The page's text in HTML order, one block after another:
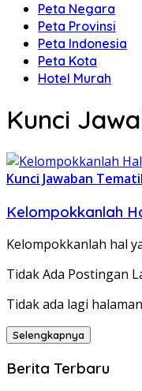
Peta Negara
Peta Provinsi
Peta Indonesia
Peta Kota
Hotel Murah
Kunci
Kunci Jawaban
Kelompokkanlah
Kelompokkanlah hal
Tidak Ada Postingan
Tidak ada lagi
Selengkapnya
Berita Terbaru